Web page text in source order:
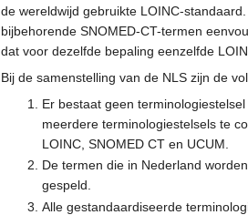
de wereldwijd gebruikte LOINC-
bijbehorende SNOMED-CT-termen
dat voor dezelfde bepaling eenzelfde
Bij de samenstelling van de NLS zijn de
Er bestaat geen
meerdere terminologiestelsels te
LOINC, SNOMED CT en UCUM.
De termen die in Nederland
gespeld.
Alle gestandaardiseerde